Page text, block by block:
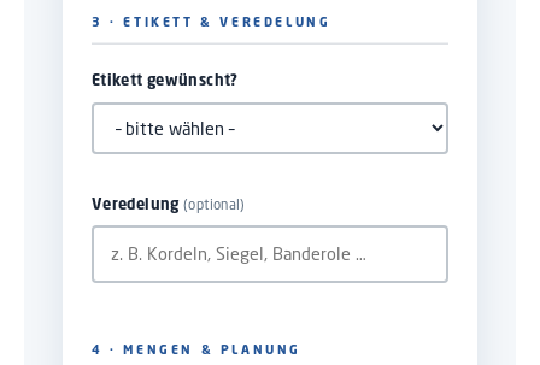
3 · ETIKETT & VEREDELUNG
Etikett gewünscht?
Veredelung(optional)
4 · MENGEN & PLANUNG